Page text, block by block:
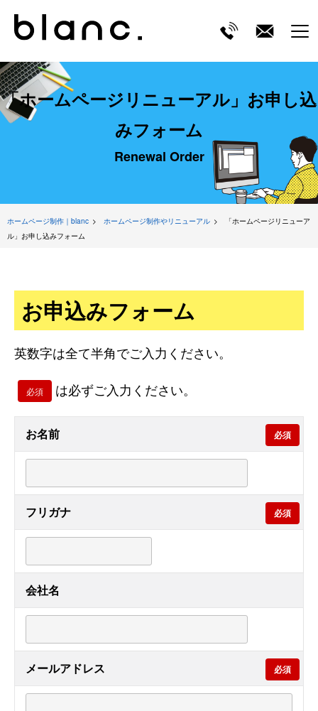
「ホームページリニューアル」お申し込
みフォーム
Renewal Order
ホームページ制作｜blanc ホームページ制作やリニューアル
「ホームページリニューア
ル」お申し込みフォーム
お申込みフォーム
英数字は全て半角でご入力ください。
必須 は必ずご入力ください。
お名前 必須
フリガナ 必須
会社名
メールアドレス 必須